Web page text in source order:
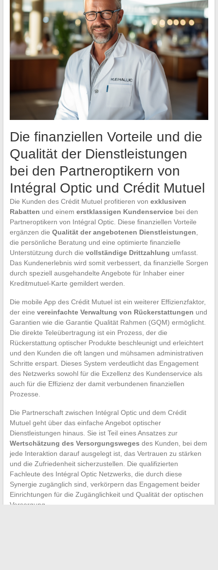
Die finanziellen Vorteile und die
Qualität der Dienstleistungen
bei den Partneroptikern von
Intégral Optic und Crédit Mutuel
Die Kunden des Crédit Mutuel profitieren von exklusiven
Rabatten und einem erstklassigen Kundenservicebei den
Partneroptikern von Intégral Optic. Diese finanziellen Vorteile
ergänzen die Qualität der angebotenen Dienstleistungen
die persönliche Beratung und eine optimierte finanzielle
Unterstützung durch die vollständige Drittzahlung umfasst.
Das Kundenerlebnis wird somit verbessert, da finanzielle Sorgen
durch speziell ausgehandelte Angebote für Inhaber einer
Kreditmutuel-Karte gemildert werden.
Die mobile App des Crédit Mutuel ist ein weiterer Effizienzfaktor,
der eine vereinfachte Verwaltung von Rückerstattungen und
Garantien wie die Garantie Qualität Rahmen (GQM) ermöglicht.
Die direkte Teleübertragung ist ein Prozess, der die
Rückerstattung optischer Produkte beschleunigt und erleichtert
und den Kunden die oft langen und mühsamen administrativen
Schritte erspart. Dieses System verdeutlicht das Engagement
des Netzwerks sowohl für die Exzellenz des Kundenservice als
auch für die Effizienz der damit verbundenen finanziellen
Prozesse.
Die Partnerschaft zwischen Intégral Optic und dem Crédit
Mutuel geht über das einfache Angebot optischer
Dienstleistungen hinaus. Sie ist Teil eines Ansatzes zur
Wertschätzung des Versorgungsweges des Kunden, bei dem
jede Interaktion darauf ausgelegt ist, das Vertrauen zu stärken
und die Zufriedenheit sicherzustellen. Die qualifizierten
Fachleute des Intégral Optic Netzwerks, die durch diese
Synergie zugänglich sind, verkörpern das Engagement beider
Einrichtungen für die Zugänglichkeit und Qualität der optischen
Versorgung.